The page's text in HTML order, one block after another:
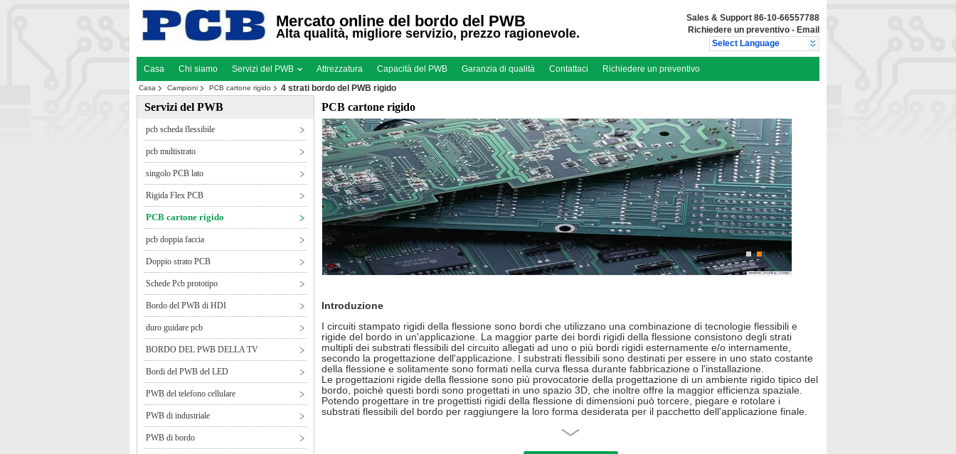
Mercato online del bordo del PWB
Alta qualità, migliore servizio, prezzo ragionevole.
Sales & Support 86-10-66557788
Richiedere un preventivo - Email
Select Language
Casa Chi siamo Servizi del PWB Attrezzatura Capacità del PWB Garanzia di qualità Contattaci Richiedere un preventivo
Casa Campioni PCB cartone rigido 4 strati bordo del PWB rigido
Servizi del PWB
pcb scheda flessibile
pcb multistrato
singolo PCB lato
Rigida Flex PCB
PCB cartone rigido
pcb doppia faccia
Doppio strato PCB
Schede Pcb prototipo
Bordo del PWB di HDI
duro guidare pcb
BORDO DEL PWB DELLA TV
Bordi del PWB del LED
PWB del telefono cellulare
PWB di industriale
PWB di bordo
PCB cartone rigido
Introduzione
I circuiti stampato rigidi della flessione sono bordi che utilizzano una combinazione di tecnologie flessibili e
rigide del bordo in un'applicazione. La maggior parte dei bordi rigidi della flessione consistono degli strati
multipli dei substrati flessibili del circuito allegati ad uno o più bordi rigidi esternamente e/o internamente,
secondo la progettazione dell'applicazione. I substrati flessibili sono destinati per essere in uno stato costante
della flessione e solitamente sono formati nella curva flessa durante fabbricazione o l'installazione.
Le progettazioni rigide della flessione sono più provocatorie della progettazione di un ambiente rigido tipico del
bordo, poichè questi bordi sono progettati in uno spazio 3D, che inoltre offre la maggior efficienza spaziale.
Potendo progettare in tre progettisti rigidi della flessione di dimensioni può torcere, piegare e rotolare i
substrati flessibili del bordo per raggiungere la loro forma desiderata per il pacchetto dell'applicazione finale.